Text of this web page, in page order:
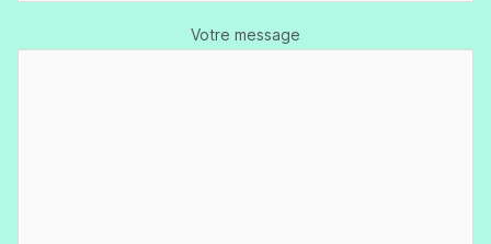
Votre message